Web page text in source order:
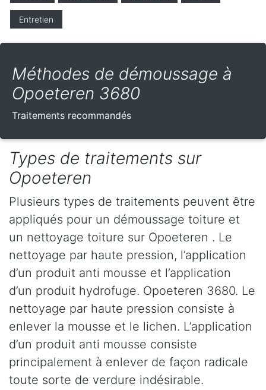
Entretien
Méthodes de démoussage à
Opoeteren 3680
Traitements recommandés
Types de traitements sur
Opoeteren
Plusieurs types de traitements peuvent être
appliqués pour un démoussage toiture et
un nettoyage toiture sur Opoeteren . Le
nettoyage par haute pression, l’application
d’un produit anti mousse et l’application
d’un produit hydrofuge. Opoeteren 3680. Le
nettoyage par haute pression consiste à
enlever la mousse et le lichen. L’application
d’un produit anti mousse consiste
principalement à enlever de façon radicale
toute sorte de verdure indésirable.